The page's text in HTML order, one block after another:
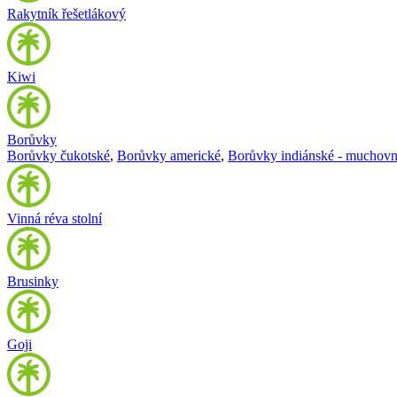
Rakytník řešetlákový
Kiwi
Borůvky
Borůvky čukotské, Borůvky americké, Borůvky indiánské -
Vinná réva stolní
Brusinky
Goji